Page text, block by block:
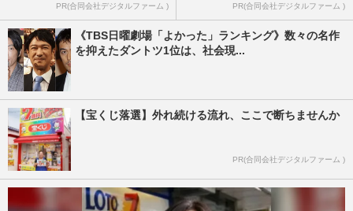
PR(合同会社デジタルファーム ) PR(合同会社デジタルファーム )
《TBS日曜劇場「よかった」ランキング》数々の名作
を抑えたダントツ1位は、社会現...
【宝くじ落選】外れ続ける流れ、ここで断ちませんか
PR(合同会社デジタルファーム )